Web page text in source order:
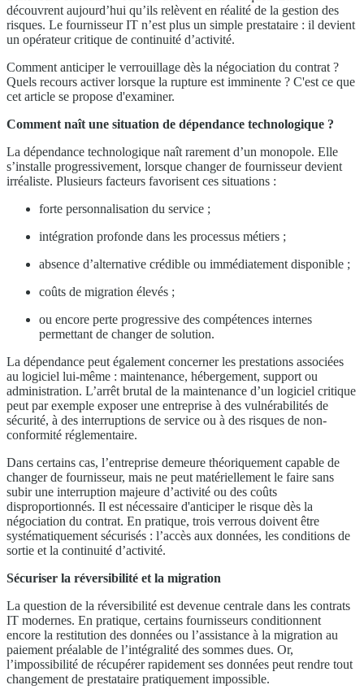
découvrent aujourd’hui qu’ils relèvent en réalité de la gestion des
risques. Le fournisseur IT n’est plus un simple prestataire : il devient
un opérateur critique de continuité d’activité.
Comment anticiper le verrouillage dès la négociation du contrat ?
Quels recours activer lorsque la rupture est imminente ? C'est ce que
cet article se propose d'examiner.
Comment naît une situation de dépendance technologique ?
La dépendance technologique naît rarement d’un monopole. Elle
s’installe progressivement, lorsque changer de fournisseur devient
irréaliste. Plusieurs facteurs favorisent ces situations :
forte personnalisation du service ;
intégration profonde dans les processus métiers ;
absence d’alternative crédible ou immédiatement disponible ;
coûts de migration élevés ;
ou encore perte progressive des compétences internes
permettant de changer de solution.
La dépendance peut également concerner les prestations associées
au logiciel lui-même : maintenance, hébergement, support ou
administration. L’arrêt brutal de la maintenance d’un logiciel critique
peut par exemple exposer une entreprise à des vulnérabilités de
sécurité, à des interruptions de service ou à des risques de non-
conformité réglementaire.
Dans certains cas, l’entreprise demeure théoriquement capable de
changer de fournisseur, mais ne peut matériellement le faire sans
subir une interruption majeure d’activité ou des coûts
disproportionnés. Il est nécessaire d'anticiper le risque dès la
négociation du contrat. En pratique, trois verrous doivent être
systématiquement sécurisés : l’accès aux données, les conditions de
sortie et la continuité d’activité.
Sécuriser la réversibilité et la migration
La question de la réversibilité est devenue centrale dans les contrats
IT modernes. En pratique, certains fournisseurs conditionnent
encore la restitution des données ou l’assistance à la migration au
paiement préalable de l’intégralité des sommes dues. Or,
l’impossibilité de récupérer rapidement ses données peut rendre tout
changement de prestataire pratiquement impossible.